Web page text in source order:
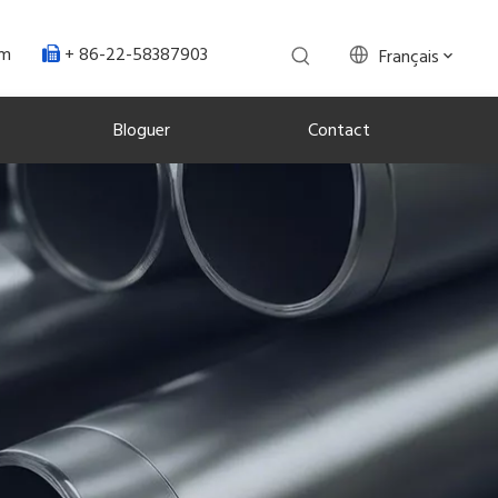
 + 86-22-58387903 Français
Bloguer Contact